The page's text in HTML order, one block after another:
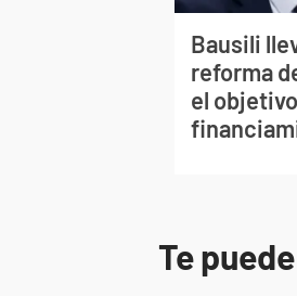
Bausili
reforma
el
Te